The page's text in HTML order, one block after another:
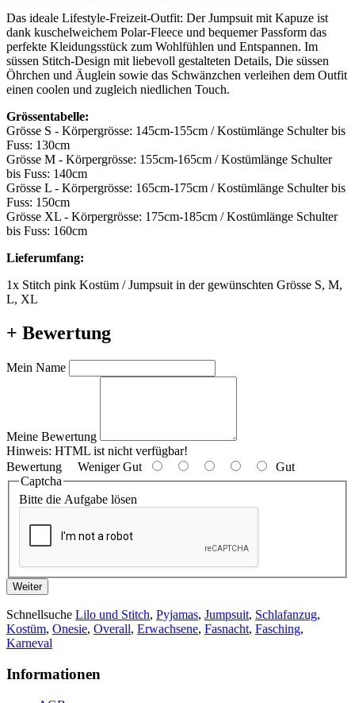
Das ideale Lifestyle-Freizeit-Outfit: Der Jumpsuit mit Kapuze ist
dank kuschelweichem Polar-Fleece und bequemer Passform das
perfekte Kleidungsstück zum Wohlfühlen und Entspannen. Im
süssen Stitch-Design mit liebevoll gestalteten Details, Die süssen
Öhrchen und Äuglein sowie das Schwänzchen verleihen dem Outfit
einen coolen und zugleich niedlichen Touch.
Grössentabelle:
Grösse S - Körpergrösse: 145cm-155cm / Kostümlänge Schulter bis
Fuss: 130cm
Grösse M - Körpergrösse: 155cm-165cm / Kostümlänge Schulter
bis Fuss: 140cm
Grösse L - Körpergrösse: 165cm-175cm / Kostümlänge Schulter bis
Fuss: 150cm
Grösse XL - Körpergrösse: 175cm-185cm / Kostümlänge Schulter
bis Fuss: 160cm
Lieferumfang:
1x Stitch pink Kostüm / Jumpsuit in der gewünschten Grösse S, M,
L, XL
+ Bewertung
Mein Name
Meine Bewertung
Hinweis: HTML ist nicht verfügbar!
Bewertung Weniger Gut
Gut
Captcha
Bitte die Aufgabe lösen
Weiter
Schnellsuche Lilo und Stitch, Pyjamas, Jumpsuit, Schlafanzug,
Kostüm, Onesie, Overall, Erwachsene, Fasnacht, Fasching,
Karneval
Informationen